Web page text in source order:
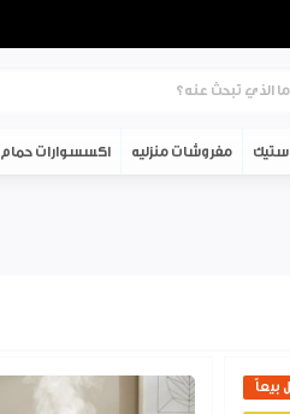
مفروشات منزليه اكسسوارات حمام
بيعاً